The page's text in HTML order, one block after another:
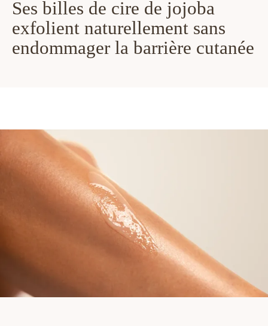
Ses billes de cire de jojoba
exfolient naturellement sans
endommager la barrière cutanée